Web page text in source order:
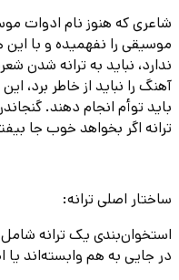
شاعری که هنوز نام ادوات
موسیقی را نفهمیده و با
ندارد، نباید به ترانه
آهنگ را نباید از خاطر برد،
باید توأم انجام دهند.
ترانه اگر بخواهد خوب جا
ساختار اصلی ترانه:
استخوان‌بندی یک ترانه
در جایی به هم وابسته‌اند